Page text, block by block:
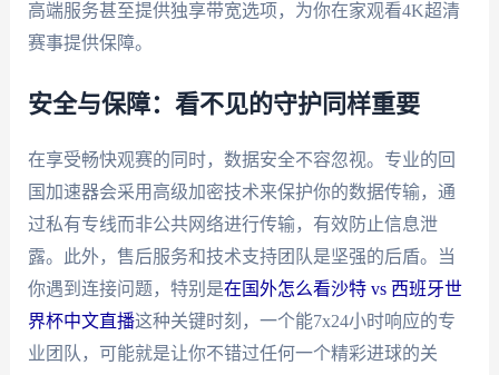
高端服务甚至提供独享带宽选项，为你在家观看4K超清
赛事提供保障。
安全与保障：看不见的守护同样重要
在享受畅快观赛的同时，数据安全不容忽视。专业的回
国加速器会采用高级加密技术来保护你的数据传输，通
过私有专线而非公共网络进行传输，有效防止信息泄
露。此外，售后服务和技术支持团队是坚强的后盾。当
你遇到连接问题，特别是在国外怎么看沙特 vs 西班牙世
界杯中文直播这种关键时刻，一个能7x24小时响应的专
业团队，可能就是让你不错过任何一个精彩进球的关